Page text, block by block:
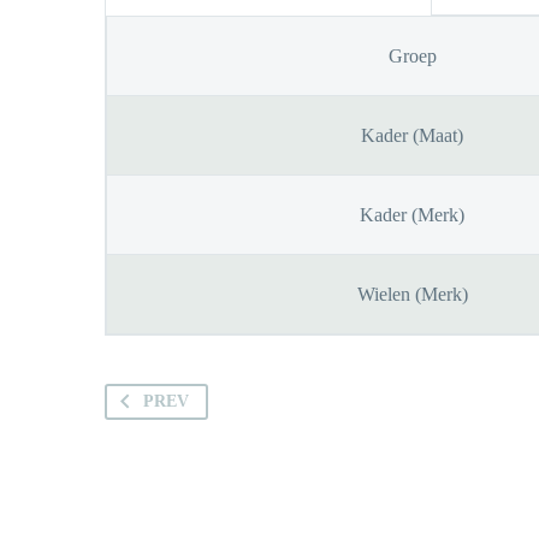
Groep
Kader (Maat)
Kader (Merk)
Wielen (Merk)
PREV